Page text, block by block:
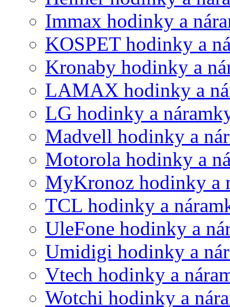
Immax hodinky a
KOSPET hodinky a
Kronaby hodinky a
LAMAX hodinky a
LG hodinky a
Madvell hodinky a
Motorola hodinky a
MyKronoz hodinky a
TCL hodinky a
UleFone hodinky a
Umidigi hodinky a
Vtech hodinky a
Wotchi hodinky a